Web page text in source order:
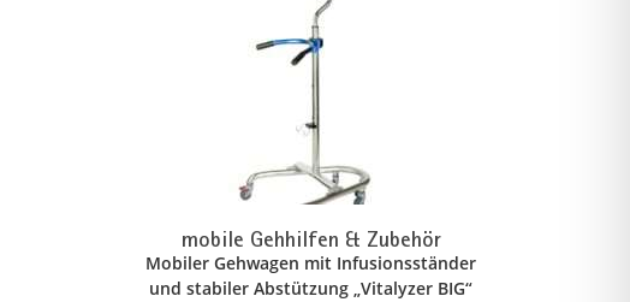
mobile Gehhilfen & Zubehör
Mobiler Gehwagen mit Infusionsständer
und stabiler Abstützung „Vitalyzer BIG“